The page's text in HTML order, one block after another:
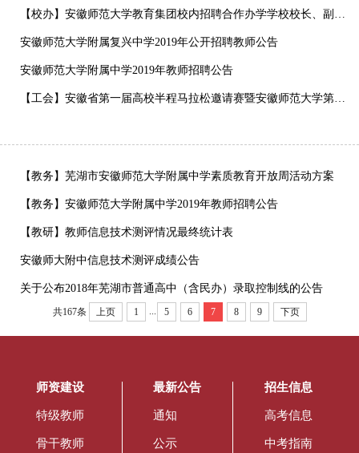
【校办】安徽师范大学教育集团校内招聘合作办学学校校长、副校长公告
安徽师范大学附属复兴中学2019年公开招聘教师公告
安徽师范大学附属中学2019年教师招聘公告
【工会】安徽省第一届高校半程马拉松邀请赛暨安徽师范大学第四届校园马拉松竞赛规程
【教务】芜湖市安徽师范大学附属中学素质教育开放周活动方案
【教务】安徽师范大学附属中学2019年教师招聘公告
【教研】教师信息技术测评情况最终统计表
安徽师大附中信息技术测评成绩公告
关于公布2018年芜湖市普通高中（含民办）录取控制线的公告
共167条 上页 1 5 6 7 8 9 下页
师资建设
特级教师
骨干教师
最新公告
通知
公示
招生信息
高考信息
中考指南